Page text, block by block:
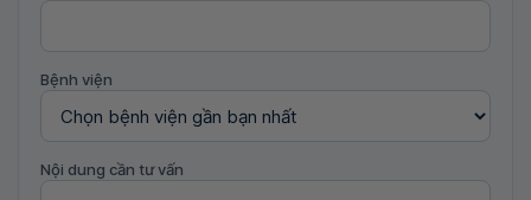
Bệnh viện
Nội dung cần tư vấn